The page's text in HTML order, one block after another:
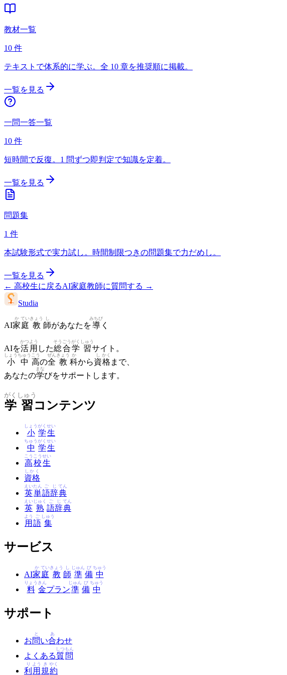
教材一覧
10 件
テキストで体系的に学ぶ。全 10 章を推奨順に掲載。
一覧を見る
一問一答一覧
10 件
短時間で反復。1 問ずつ即判定で知識を定着。
一覧を見る
問題集
1 件
本試験形式で実力試し。時間制限つきの問題集で力だめし。
一覧を見る
← 高校生に戻るAI家庭教師に質問する →
Studia
AI家
か
庭
てい
教
きょう
師
し
があなたを導
みちび
く
AIを活
かつ
用
よう
した総
そう
合
ごう
学
がく
習
しゅう
サイト。
小
しょう
中
ちゅう
高
こう
の全
ぜん
教
きょう
科
か
から資
し
格
かく
まで、
あなたの学
まな
びをサポートします。
学
がく
習
しゅう
コンテンツ
小
しょう
学
がく
生
せい
中
ちゅう
学
がく
生
せい
高
こう
校
こう
生
せい
資格
しかく
英
えい
単
たん
語
ご
辞
じ
典
てん
英
えい
熟
じゅく
語
ご
辞
じ
典
てん
用
よう
語
ご
集
しゅう
サービス
AI家
か
庭
てい
教
きょう
師
し
準
じゅん
備
び
中
ちゅう
料
りょう
金
きん
プラン準
じゅん
備
び
中
ちゅう
サポート
お問
と
い合
あ
わせ
よくある質
しつ
問
もん
利
り
用
よう
規
き
約
やく